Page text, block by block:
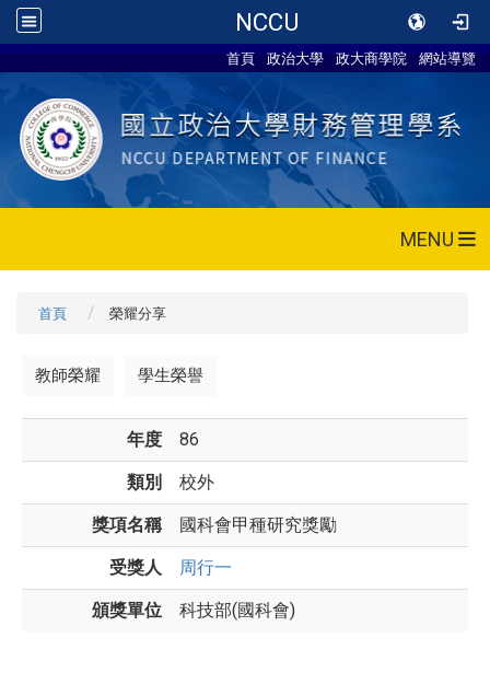
NCCU
首頁 政治大學 政大商學院 網站導覽
MENU
首頁 榮耀分享
教師榮耀 學生榮譽
年度 86
類別 校外
獎項名稱 國科會甲種研究獎勵
受獎人 周行一
頒獎單位 科技部(國科會)